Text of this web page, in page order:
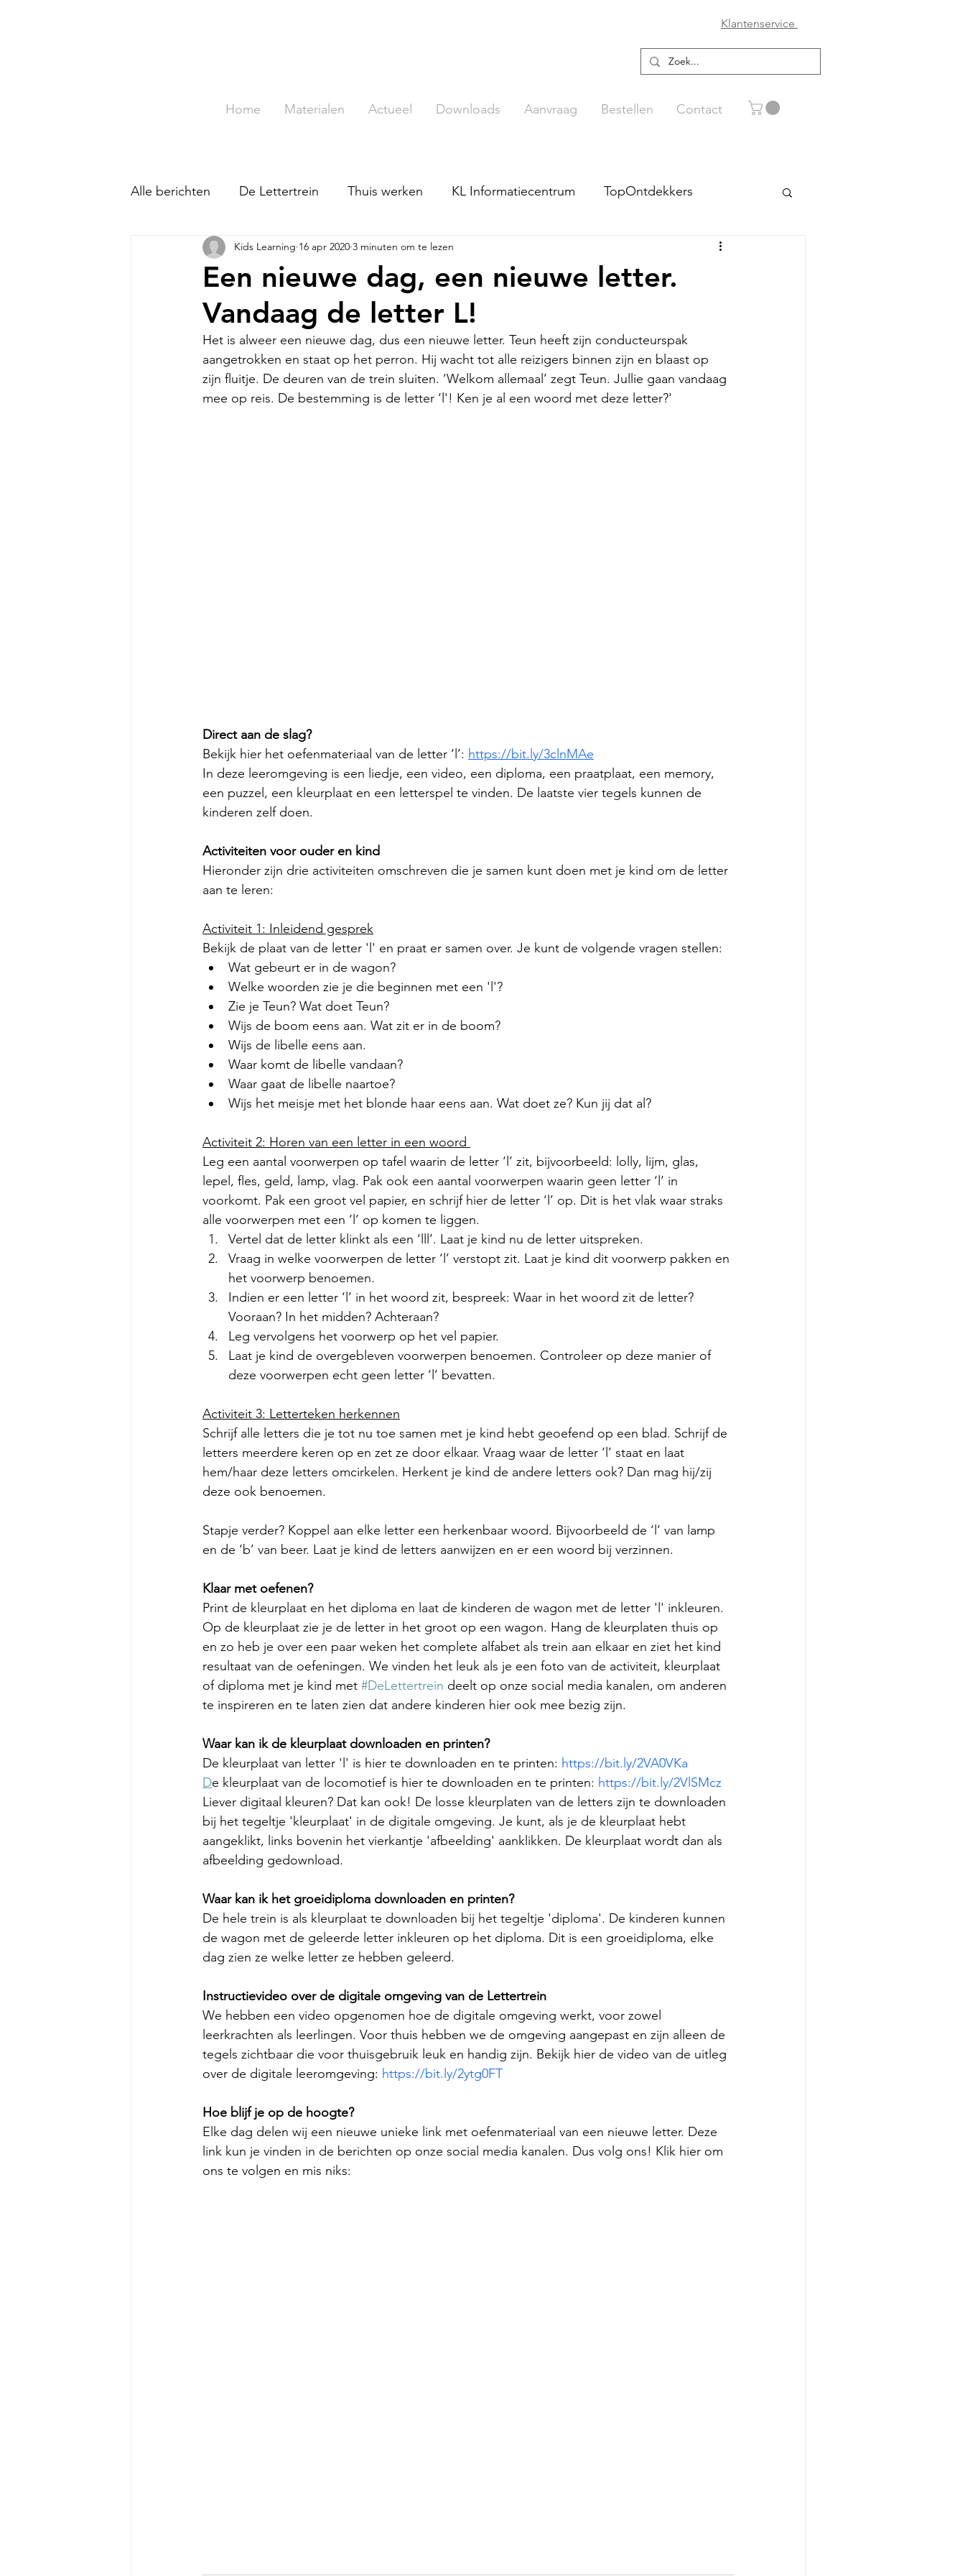
Klantenservice
Home Materialen Actueel Downloads Aanvraag Bestellen Contact
Alle berichten De Lettertrein Thuis werken KL Informatiecentrum TopOntdekkers
Tafeldiploma TopTechneut Beroepenplaat
De Leerdoelmonitor TopTopo De Getallentrein
Een nieuwe dag, een nieuwe letter.
Vandaag de letter L!
Kids Learning 16 apr 2020 3 minuten om te lezen
Het is alweer een nieuwe dag, dus een nieuwe letter. Teun heeft zijn conducteurspak
aangetrokken en staat op het perron. Hij wacht tot alle reizigers binnen zijn en blaast op
zijn fluitje. De deuren van de trein sluiten. ‘Welkom allemaal’ zegt Teun. Jullie gaan vandaag
mee op reis. De bestemming is de letter ‘l'! Ken je al een woord met deze letter?'
Direct aan de slag?
Bekijk hier het oefenmateriaal van de letter ‘l’: https://bit.ly/3clnMAe
In deze leeromgeving is een liedje, een video, een diploma, een praatplaat, een memory,
een puzzel, een kleurplaat en een letterspel te vinden. De laatste vier tegels kunnen de
kinderen zelf doen.
Activiteiten voor ouder en kind
Hieronder zijn drie activiteiten omschreven die je samen kunt doen met je kind om de letter
aan te leren:
Activiteit 1: Inleidend gesprek
Bekijk de plaat van de letter 'l' en praat er samen over. Je kunt de volgende vragen stellen:
Wat gebeurt er in de wagon?
Welke woorden zie je die beginnen met een 'l'?
Zie je Teun? Wat doet Teun?
Wijs de boom eens aan. Wat zit er in de boom?
Wijs de libelle eens aan.
Waar komt de libelle vandaan?
Waar gaat de libelle naartoe?
Wijs het meisje met het blonde haar eens aan. Wat doet ze? Kun jij dat al?
Activiteit 2: Horen van een letter in een woord
Leg een aantal voorwerpen op tafel waarin de letter ‘l’ zit, bijvoorbeeld: lolly, lijm, glas,
lepel, fles, geld, lamp, vlag. Pak ook een aantal voorwerpen waarin geen letter ‘l’ in
voorkomt. Pak een groot vel papier, en schrijf hier de letter ‘l’ op. Dit is het vlak waar straks
alle voorwerpen met een ‘l’ op komen te liggen.
Vertel dat de letter klinkt als een ‘lll’. Laat je kind nu de letter uitspreken.
Vraag in welke voorwerpen de letter ‘l’ verstopt zit. Laat je kind dit voorwerp pakken en
het voorwerp benoemen.
Indien er een letter ‘l’ in het woord zit, bespreek: Waar in het woord zit de letter?
Vooraan? In het midden? Achteraan?
Leg vervolgens het voorwerp op het vel papier.
Laat je kind de overgebleven voorwerpen benoemen. Controleer op deze manier of
deze voorwerpen echt geen letter ‘l’ bevatten.
Activiteit 3: Letterteken herkennen
Schrijf alle letters die je tot nu toe samen met je kind hebt geoefend op een blad. Schrijf de
letters meerdere keren op en zet ze door elkaar. Vraag waar de letter ‘l’ staat en laat
hem/haar deze letters omcirkelen. Herkent je kind de andere letters ook? Dan mag hij/zij
deze ook benoemen.
Stapje verder? Koppel aan elke letter een herkenbaar woord. Bijvoorbeeld de ‘l’ van lamp
en de ‘b’ van beer. Laat je kind de letters aanwijzen en er een woord bij verzinnen.
Klaar met oefenen?
Print de kleurplaat en het diploma en laat de kinderen de wagon met de letter 'l' inkleuren.
Op de kleurplaat zie je de letter in het groot op een wagon. Hang de kleurplaten thuis op
en zo heb je over een paar weken het complete alfabet als trein aan elkaar en ziet het kind
resultaat van de oefeningen. We vinden het leuk als je een foto van de activiteit, kleurplaat
of diploma met je kind met #DeLettertrein deelt op onze social media kanalen, om anderen
te inspireren en te laten zien dat andere kinderen hier ook mee bezig zijn.
Waar kan ik de kleurplaat downloaden en printen?
De kleurplaat van letter 'l' is hier te downloaden en te printen: https://bit.ly/2VA0VKa
De kleurplaat van de locomotief is hier te downloaden en te printen: https://bit.ly/2VlSMcz
Liever digitaal kleuren? Dat kan ook! De losse kleurplaten van de letters zijn te downloaden
bij het tegeltje 'kleurplaat' in de digitale omgeving. Je kunt, als je de kleurplaat hebt
aangeklikt, links bovenin het vierkantje 'afbeelding' aanklikken. De kleurplaat wordt dan als
afbeelding gedownload.
Waar kan ik het groeidiploma downloaden en printen?
De hele trein is als kleurplaat te downloaden bij het tegeltje 'diploma'. De kinderen kunnen
de wagon met de geleerde letter inkleuren op het diploma. Dit is een groeidiploma, elke
dag zien ze welke letter ze hebben geleerd.
Instructievideo over de digitale omgeving van de Lettertrein
We hebben een video opgenomen hoe de digitale omgeving werkt, voor zowel
leerkrachten als leerlingen. Voor thuis hebben we de omgeving aangepast en zijn alleen de
tegels zichtbaar die voor thuisgebruik leuk en handig zijn. Bekijk hier de video van de uitleg
over de digitale leeromgeving: https://bit.ly/2ytg0FT
Hoe blijf je op de hoogte?
Elke dag delen wij een nieuwe unieke link met oefenmateriaal van een nieuwe letter. Deze
link kun je vinden in de berichten op onze social media kanalen. Dus volg ons! Klik hier om
ons te volgen en mis niks: